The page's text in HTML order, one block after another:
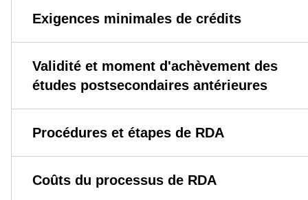
Exigences minimales de crédits
Validité et moment d'achèvement des
études postsecondaires antérieures
Procédures et étapes de RDA
Coûts du processus de RDA